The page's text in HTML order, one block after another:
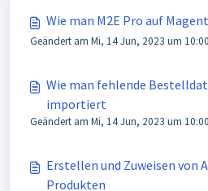
Wie man M2E Pro auf
Geändert am Mi, 14 Jun, 2023 um 10:00
Wie man fehlende
importiert
Geändert am Mi, 14 Jun, 2023 um 10:00
Erstellen und Zuweisen von
Produkten